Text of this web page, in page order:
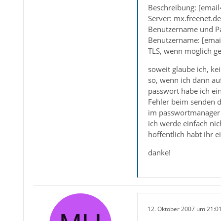
Beschreibung:
Server:
Benutzername und
Benutzername:
TLS, wenn möglich
soweit glaube ich,
so, wenn ich dann
passwort habe ich
Fehler beim senden
im
ich werde einfach
hoffentlich habt ihr
danke!
12. Oktober 2007 um